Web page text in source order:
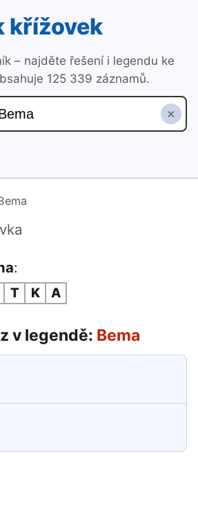
křížovek
– najděte řešení i legendu ke
125 339 záznamů.
×
:
T K A
v legendě: Bema